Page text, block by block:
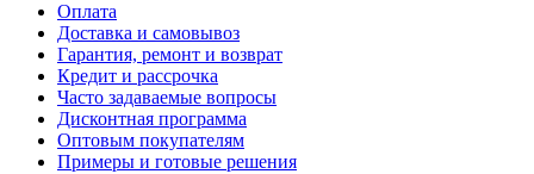
Оплата
Доставка и самовывоз
Гарантия, ремонт и возврат
Кредит и рассрочка
Часто задаваемые вопросы
Дисконтная программа
Оптовым покупателям
Примеры и готовые решения